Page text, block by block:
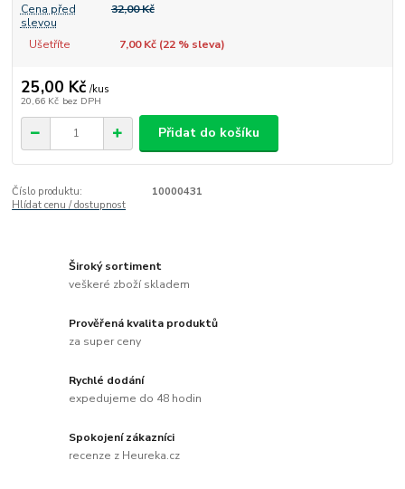
Cena před
slevou
32,00 Kč
Ušetříte 7,00 Kč (22% sleva)
25,00 Kč /kus
20,66 Kč bez DPH
Přidat do košíku
Číslo produktu:
10000431
Hlídat cenu / dostupnost
Široký sortiment
veškeré zboží skladem
Prověřená kvalita produktů
za super ceny
Rychlé dodání
expedujeme do 48 hodin
Spokojení zákazníci
recenze z Heureka.cz